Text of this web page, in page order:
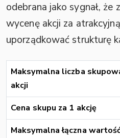
odebrana jako sygnał, że
wycenę akcji za
uporządkować strukturę
Maksymalna liczba
akcji
Cena skupu za 1 akcję
Maksymalna łączna